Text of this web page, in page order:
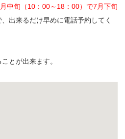
中旬（10：00～18：00）で7月下旬
出来るだけ早めに電話予約してく
とが出来ます。